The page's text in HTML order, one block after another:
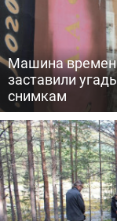
Машина
заставили
снимкам